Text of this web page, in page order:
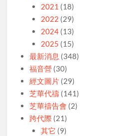
2021 (18)
2022 (29)
2024(13)
2025 (15)
最新消息 (348)
福音營 (30)
經文圖片 (29)
芝華代禱 (141)
芝華禱告會 (2)
跨代際 (21)
其它 (9)